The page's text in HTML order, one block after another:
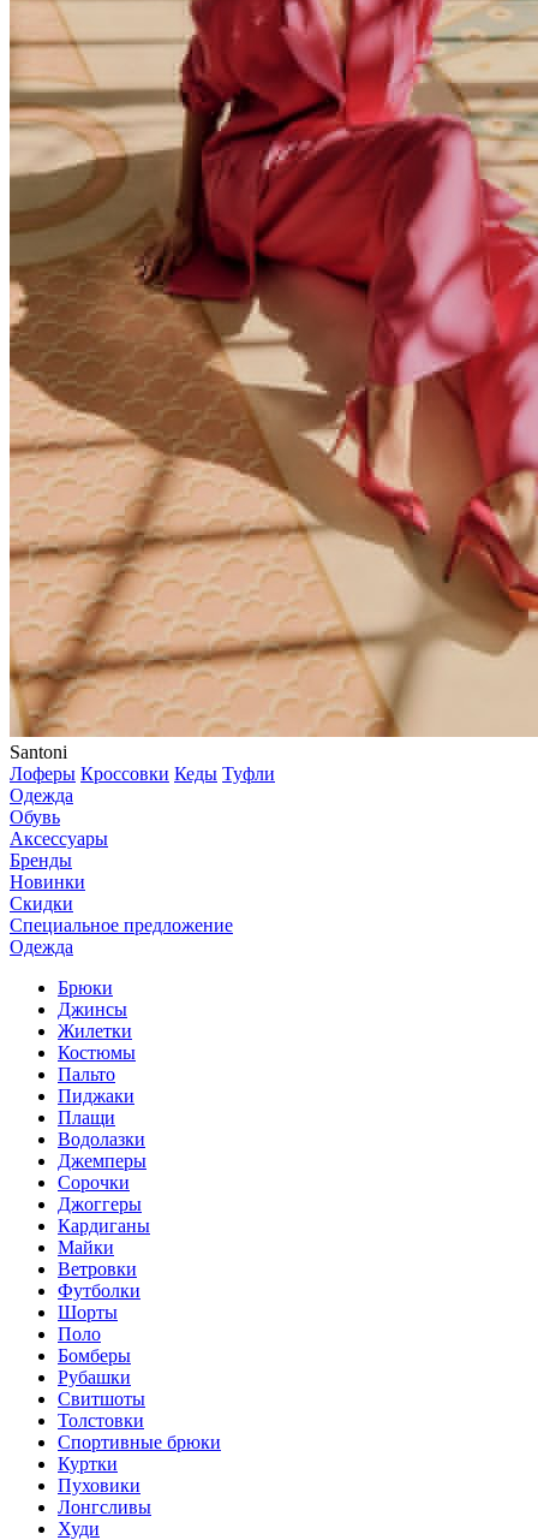
Santoni
Лоферы Кроссовки Кеды Туфли
Одежда
Обувь
Аксессуары
Бренды
Новинки
Скидки
Специальное предложение
Одежда
Брюки
Джинсы
Жилетки
Костюмы
Пальто
Пиджаки
Плащи
Водолазки
Джемперы
Сорочки
Джоггеры
Кардиганы
Майки
Ветровки
Футболки
Шорты
Поло
Бомберы
Рубашки
Свитшоты
Толстовки
Спортивные брюки
Куртки
Пуховики
Лонгсливы
Худи